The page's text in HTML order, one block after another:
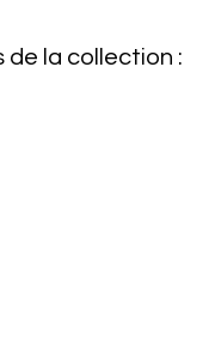
la collection :